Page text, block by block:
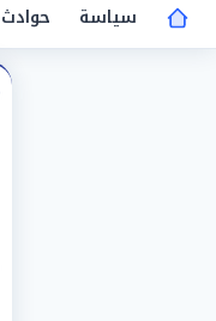
سياسة
حوادث